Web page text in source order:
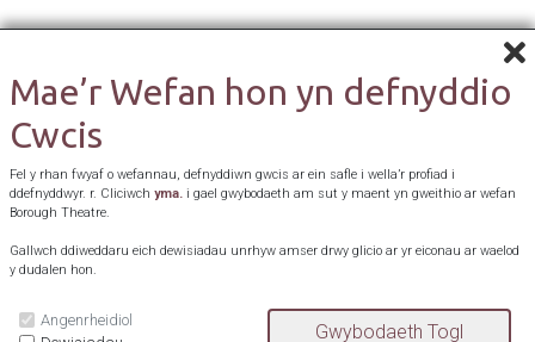
Mae’r Wefan hon yn defnyddio
Cwcis
Fel y rhan fwyaf o wefannau, defnyddiwn gwcis ar ein safle i wella’r profiad i
ddefnyddwyr. r. Cliciwch yma. i gael gwybodaeth am sut y maent yn gweithio ar wefan
Borough Theatre.
Gallwch ddiweddaru eich dewisiadau unrhyw amser drwy glicio ar yr eiconau ar waelod
y dudalen hon.
Angenrheidiol